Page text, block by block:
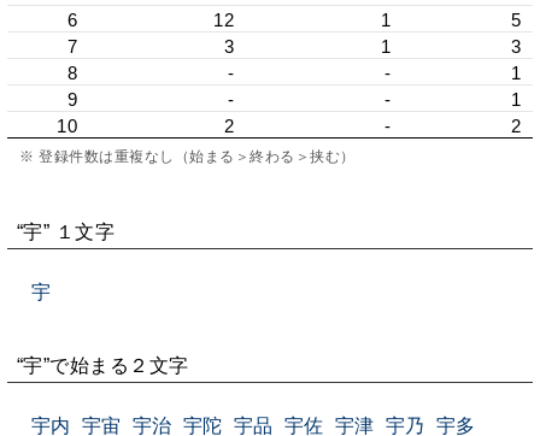
6
12 1
5
7
3 1
3
8
- -
1
9
- -
1
10
2 - 2
※ 登録件数は重複なし（始まる＞終わる＞挟む）
“宇” １文字
宇
“宇”で始まる２文字
宇内 宇宙 宇治 宇陀 宇品 宇佐 宇津 宇乃
宇多